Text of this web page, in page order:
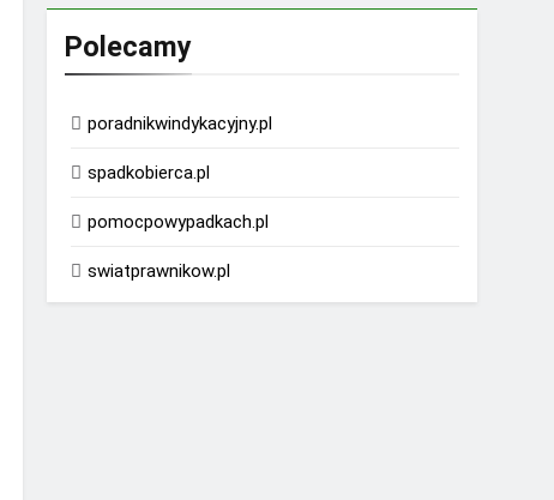
Polecamy
poradnikwindykacyjny.pl
spadkobierca.pl
pomocpowypadkach.pl
swiatprawnikow.pl